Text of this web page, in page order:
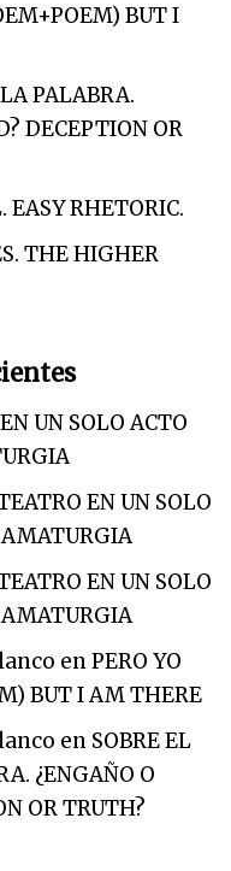
BUT I
PALABRA.
DECEPTION OR
EASY RHETORIC.
THE HIGHER
UN SOLO ACTO
EN UN SOLO
EN UN SOLO
enPERO YO
BUT I AM THERE
en SOBRE EL
¿ENGAÑO O
OR TRUTH?